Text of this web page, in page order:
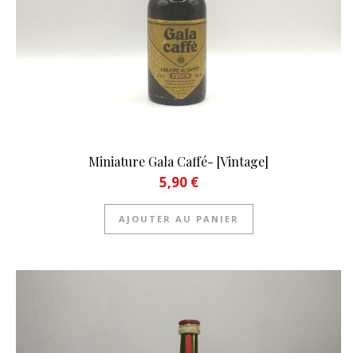
Miniature Gala Caffé- [Vintage]
5,90 €
AJOUTER AU PANIER